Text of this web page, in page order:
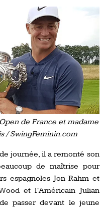
de France et madame
/ SwingFeminin.com
journée, il a remonté son
de maîtrise pour
espagnoles Jon Rahm et
et l’Américain Julian
passer devant le jeune